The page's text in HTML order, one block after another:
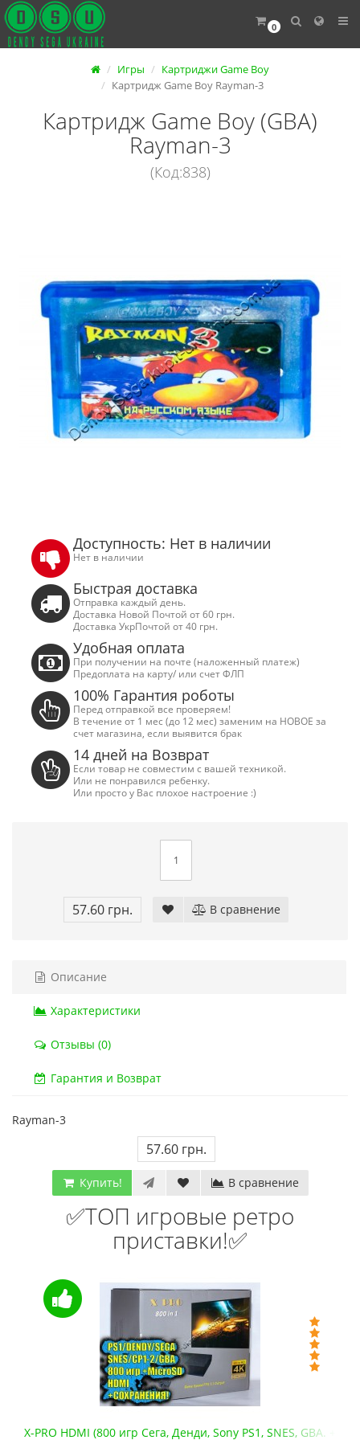
0
Сега Мега Драйв 2 (ОРИГИНАЛЬНОЕ
1 250.00 грн.
В 1 клік
Игры
Картриджи Game Boy
Картридж Game Boy Rayman-3
Картридж Game Boy (GBA)
Rayman-3
(Код:838)
Доступность: Нет в наличии
Нет в наличии
Быстрая доставка
Отправка каждый день.
Доставка Новой Почтой от 60 грн.
Доставка УкрПочтой от 40 грн.
Удобная оплата
При получении на почте (наложенный платеж)
Предоплата на карту/ или счет ФЛП
100% Гарантия роботы
Перед отправкой все проверяем!
В течение от 1 мес (до 12 мес) заменим на НОВОЕ за
счет магазина, если выявится брак
14 дней на Возврат
Если товар не совместим с вашей техникой.
Или не понравился ребенку.
Или просто у Вас плохое настроение :)
57.60 грн. В сравнение
Описание
Характеристики
Отзывы (0)
Гарантия и Возврат
Rayman-3
57.60 грн.
Купить! В сравнение
✅ТОП игровые ретро
приставки!✅
X-PRO HDMI (800 игр Сега, Денди, Sony PS1, SNES, GBA.